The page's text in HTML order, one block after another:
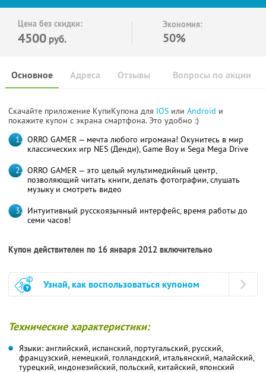
Цена без скидки:
4500 руб.
Экономия:
50%
Основное Отзывы Вопросы по акции
Адреса
Скачайте приложение КупиКупона для IOS или Android и
покажите купон с экрана смартфона. Это удобно :)
ORRO GAMER — мечта любого игромана! Окунитесь в мир
классических игр NES (Денди), Game Boy и Sega Mega Drive
ORRO GAMER — это целый мультимедийный центр,
позволяющий читать книги, делать фотографии, слушать
музыку и смотреть видео
Интуитивный русскоязычный интерфейс, время работы до
семи часов!
Купон действителен по 16 января 2012 включительно
Узнай, как воспользоваться купоном
Технические характеристики:
Языки: английский, испанский, португальский, русский,
французский, немецкий, голландский, итальянский, малайский,
турецкий, индонезийский, польский, китайский, японский